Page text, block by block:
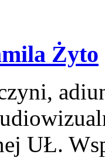
Żyto
UŁ.